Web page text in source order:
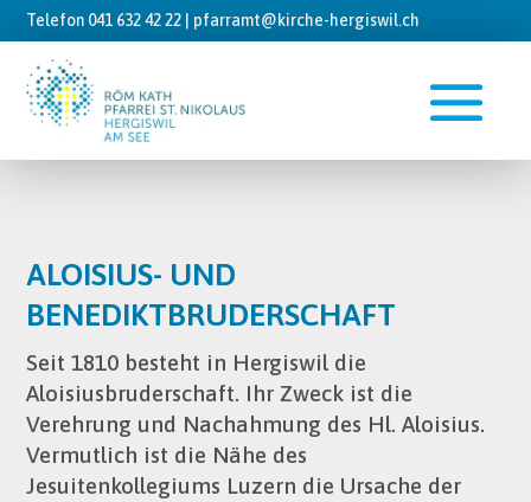
Telefon 041 632 42 22 | pfarramt@kirche-hergiswil.ch
ALOISIUS- UND
BENEDIKTBRUDERSCHAFT
Seit 1810 besteht in Hergiswil die
Aloisiusbruderschaft. Ihr Zweck ist die
Verehrung und Nachahmung des Hl. Aloisius.
Vermutlich ist die Nähe des
Jesuitenkollegiums Luzern die Ursache der